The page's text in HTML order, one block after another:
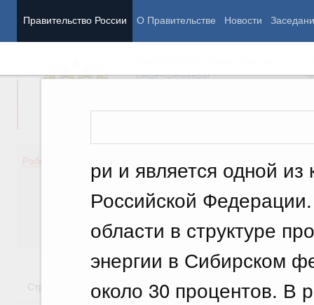
Правительство России О Правительстве Новости
ри и является одной
Российской
области в структуре
энергии в Сибирском
около 30 процентов. В
Вице-премьеры
Работа Правительства
Здоровье
Культура
Государство
Стратегии Государственные программы